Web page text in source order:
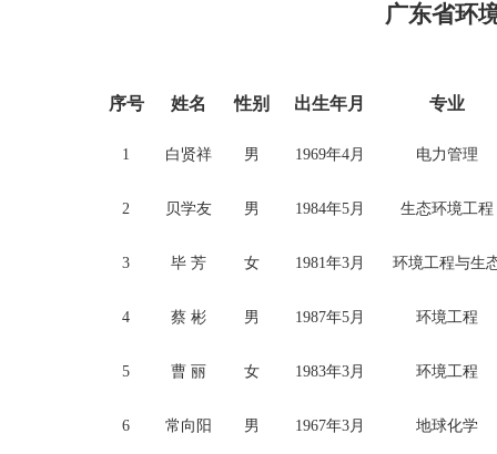
广东省环
序号 姓名 性别 出生年月 专业
1 白贤祥 男 1969年4月 电力管理
2 贝学友 男 1984年5月 生态环境工程
3 毕 芳 女 1981年3月 环境工程与生
4 蔡 彬 男 1987年5月 环境工程
5 曹 丽 女 1983年3月 环境工程
6 常向阳 男 1967年3月 地球化学